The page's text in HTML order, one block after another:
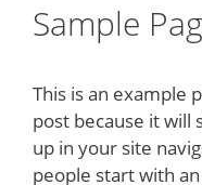
Sample
This is an example
post because it will
up in your site
people start with